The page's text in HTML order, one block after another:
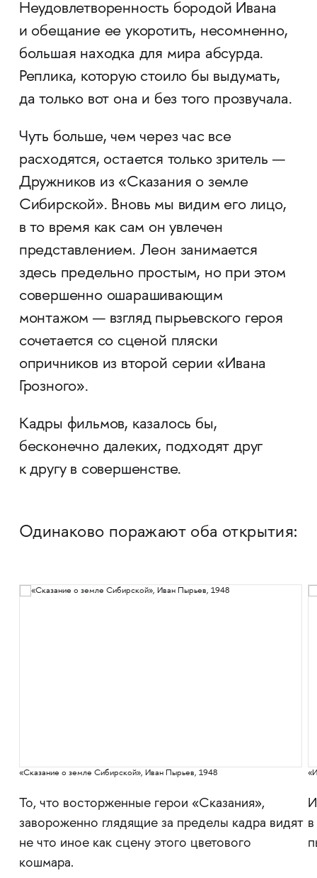
Неудовлетворенность бородой Ивана
и обещание ее укоротить, несомненно,
большая находка для мира абсурда.
Реплика, которую стоило бы выдумать,
да только вот она и без того прозвучала.
Чуть больше, чем через час все
расходятся, остается только зритель —
Дружников из «Сказания о земле
Сибирской». Вновь мы видим его лицо,
в то время как сам он увлечен
представлением. Леон занимается
здесь предельно простым, но при этом
совершенно ошарашивающим
монтажом — взгляд пырьевского героя
сочетается со сценой пляски
опричников из второй серии «Ивана
Грозного».
Кадры фильмов, казалось бы,
бесконечно далеких, подходят друг
к другу в совершенстве.
Одинаково поражают оба открытия:
«Сказание о земле Сибирской», Иван Пырьев, 1948
То, что восторженные герои «Сказания»,
завороженно глядящие за пределы кадра видят
не что иное как сцену этого цветового
кошмара.